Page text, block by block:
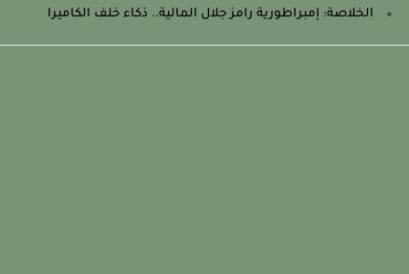
الخلاصة: إمبراطورية رامز جلال المالية.. ذكاء خلف الكاميرا